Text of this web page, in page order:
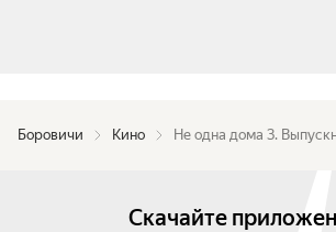
Боровичи Кино Не одна дома 3.
Скачайте